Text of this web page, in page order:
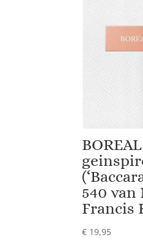
540 van
Francis
€ 19,95